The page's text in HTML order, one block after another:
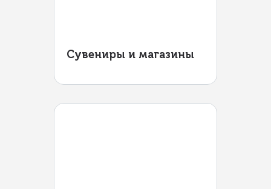
Сувениры и магазины